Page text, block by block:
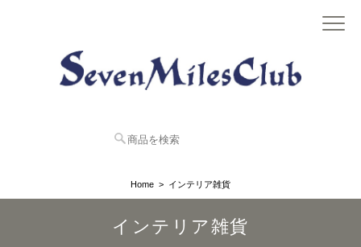
Home インテリア雑貨
インテリア雑貨